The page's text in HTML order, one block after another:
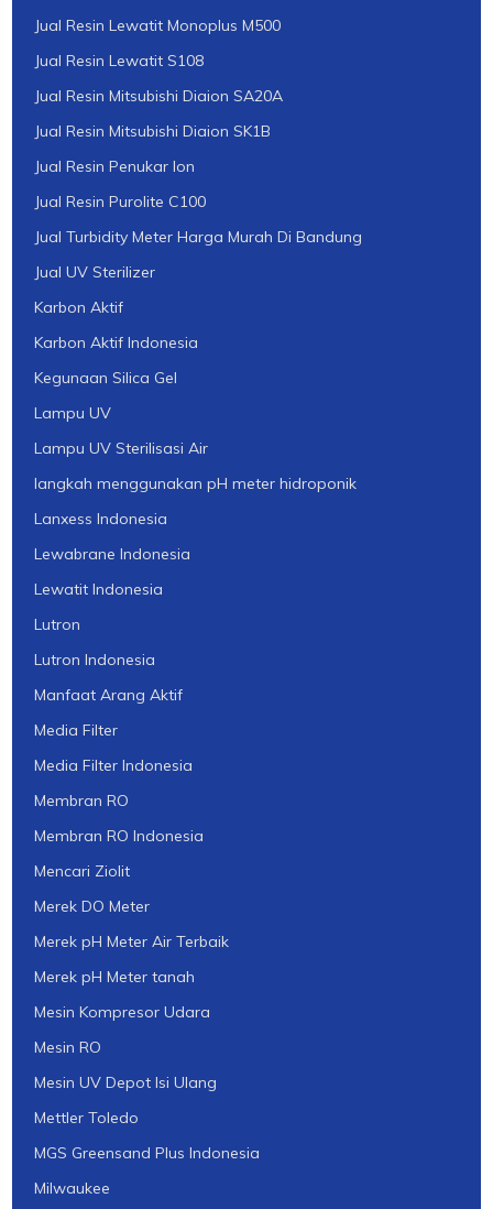
Jual Resin Lewatit Monoplus M500
Jual Resin Lewatit S108
Jual Resin Mitsubishi Diaion SA20A
Jual Resin Mitsubishi Diaion SK1B
Jual Resin Penukar Ion
Jual Resin Purolite C100
Jual Turbidity Meter Harga Murah Di Bandung
Jual UV Sterilizer
Karbon Aktif
Karbon Aktif Indonesia
Kegunaan Silica Gel
Lampu UV
Lampu UV Sterilisasi Air
langkah menggunakan pH meter hidroponik
Lanxess Indonesia
Lewabrane Indonesia
Lewatit Indonesia
Lutron
Lutron Indonesia
Manfaat Arang Aktif
Media Filter
Media Filter Indonesia
Membran RO
Membran RO Indonesia
Mencari Ziolit
Merek DO Meter
Merek pH Meter Air Terbaik
Merek pH Meter tanah
Mesin Kompresor Udara
Mesin RO
Mesin UV Depot Isi Ulang
Mettler Toledo
MGS Greensand Plus Indonesia
Milwaukee